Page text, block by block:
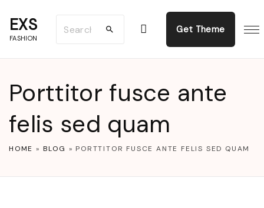
EXS
FASHION
c
f
o
Get Theme
Porttitor fusce ante
felis sed quam
HOME » BLOG » PORTTITOR FUSCE ANTE FELIS SED QUAM